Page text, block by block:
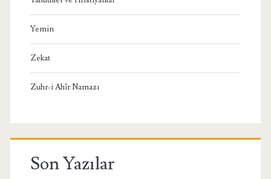
Yemin
Zekat
Zuhr-i Ahîr Namazı
Son Yazılar